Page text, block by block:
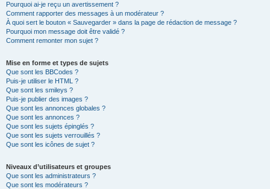
Pourquoi ai-je reçu un avertissement ?
Comment rapporter des messages à un modérateur ?
À quoi sert le bouton « Sauvegarder » dans la page de rédaction de message ?
Pourquoi mon message doit être validé ?
Comment remonter mon sujet ?
Mise en forme et types de sujets
Que sont les BBCodes ?
Puis-je utiliser le HTML ?
Que sont les smileys ?
Puis-je publier des images ?
Que sont les annonces globales ?
Que sont les annonces ?
Que sont les sujets épinglés ?
Que sont les sujets verrouillés ?
Que sont les icônes de sujet ?
Niveaux d’utilisateurs et groupes
Que sont les administrateurs ?
Que sont les modérateurs ?